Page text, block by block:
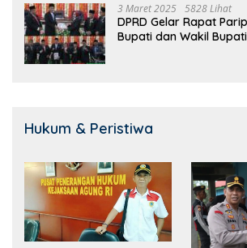
3 Maret 2025 5828 Lihat
DPRD Gelar Rapat
Bupati dan Wakil
Hukum & Peristiwa